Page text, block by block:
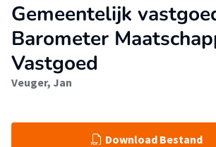
Gemeentelijk
Barometer
Vastgoed
Veuger, Jan
Download Bestand